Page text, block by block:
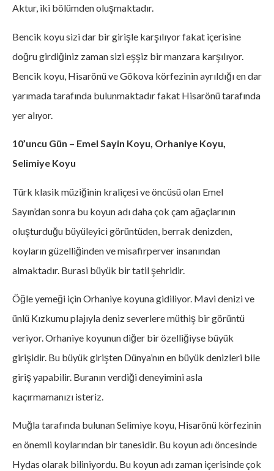
Aktur, iki bölümden oluşmaktadır.
Bencik koyu sizi dar bir girişle karşılıyor fakat içerisine
doğru girdiğiniz zaman sizi eşşiz bir manzara karşılıyor.
Bencik koyu, Hisarönü ve Gökova körfezinin ayrıldığı en dar
yarımada tarafında bulunmaktadır fakat Hisarönü tarafında
yer alıyor.
10’uncu Gün – Emel Sayin Koyu, Orhaniye Koyu,
Selimiye Koyu
Türk klasik müziğinin kraliçesi ve öncüsü olan Emel
Sayın’dan sonra bu koyun adı daha çok çam ağaçlarının
oluşturduğu büyüleyici görüntüden, berrak denizden,
koyların güzelliğinden ve misafirperver insanından
almaktadır. Burasi büyük bir tatil şehridir.
Öğle yemeği için Orhaniye koyuna gidiliyor. Mavi denizi ve
ünlü Kızkumu plajıyla deniz severlere müthiş bir görüntü
veriyor. Orhaniye koyunun diğer bir özelliğiyse büyük
girişidir. Bu büyük girişten Dünya’nın en büyük denizleri bile
giriş yapabilir. Buranın verdiği deneyimini asla
kaçırmamanızı isteriz.
Muğla tarafında bulunan Selimiye koyu, Hisarönü körfezinin
en önemli koylarından bir tanesidir. Bu koyun adı öncesinde
Hydas olarak biliniyordu. Bu koyun adı zaman içerisinde çok